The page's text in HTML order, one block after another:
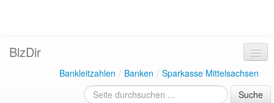
BlzDir
Bankleitzahlen / Banken / Sparkasse Mittelsachsen
Suche